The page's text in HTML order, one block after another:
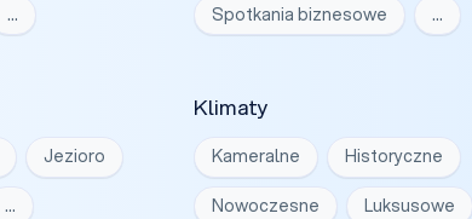
…
Jezioro
…
Klimaty
Kameralne Historyczne
Nowoczesne Luksusowe
Spotkania biznesowe …